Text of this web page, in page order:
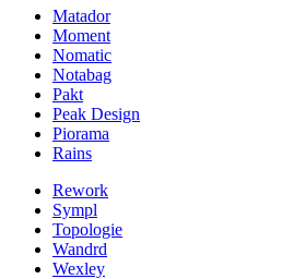
Matador
Moment
Nomatic
Notabag
Pakt
Peak Design
Piorama
Rains
Rework
Sympl
Topologie
Wandrd
Wexley